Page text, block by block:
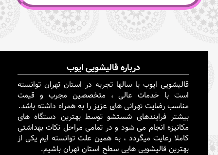
درباره قالیشویی ایوب
قالیشویی ایوب با سالها تجربه در استان تهران توانسته
است با خدمات عالی ، متخصصین مجرب و قیمت
مناسب رضایت تهرانی های عزیز را به همراه داشته باشد.
بیشتر فرایندهای شستشو توسط بهترین دستگاه های
مکانیزه انجام می شود و در تمامی مراحل نکات بهداشتی
کاملا رعایت میگردد ، به همین علت توانسته ایم یکی از
بهترین قالیشویی هایی سطح استان تهران باشیم.